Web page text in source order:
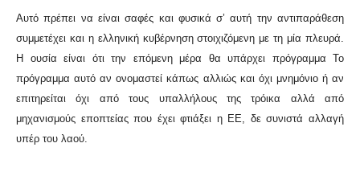
Αυτό πρέπει να είναι σαφές και φυσικά σ’ αυτή την αντιπαράθεση
συμμετέχει και η ελληνική κυβέρνηση στοιχιζόμενη με τη μία πλευρά.
Η ουσία είναι ότι την επόμενη μέρα θα υπάρχει πρόγραμμα Το
πρόγραμμα αυτό αν ονομαστεί κάπως αλλιώς και όχι μνημόνιο ή αν
επιτηρείται όχι από τους υπαλλήλους της τρόικα αλλά από
μηχανισμούς εποπτείας που έχει φτιάξει η ΕΕ, δε συνιστά αλλαγή
υπέρ του λαού.